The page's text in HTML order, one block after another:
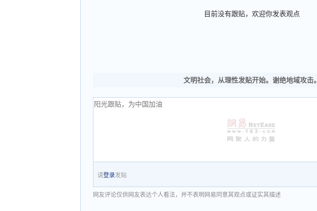
目前没有跟贴，欢迎你发表观点
文明社会，从理性发贴开始。谢绝地域攻击。
请登录发贴
网友评论仅供网友表达个人看法，并不表明网易同意其观点或证实其描述